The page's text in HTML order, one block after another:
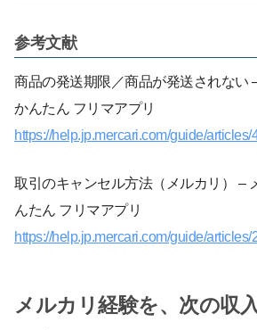
参考文献
商品の発送期限／商品が発送されない
かんたん フリマアプリ
https://help.jp.mercari.com/guide/articles/
取引のキャンセル方法（メルカリ） –
んたん フリマアプリ
https://help.jp.mercari.com/guide/articles/
メルカリ経験を、次の収